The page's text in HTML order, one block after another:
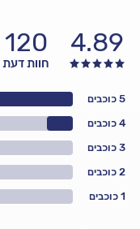
4.89
120
חוות דעת
1 כוכבים
2 כוכבים
3 כוכבים
4 כוכבים
5 כוכבים